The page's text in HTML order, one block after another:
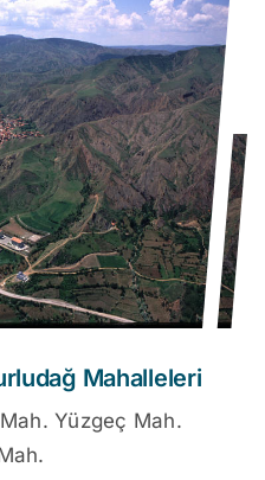
Mahalleleri
Yüzgeç Mah.